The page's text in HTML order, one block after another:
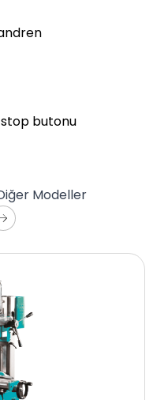
stop butonu
Modeller